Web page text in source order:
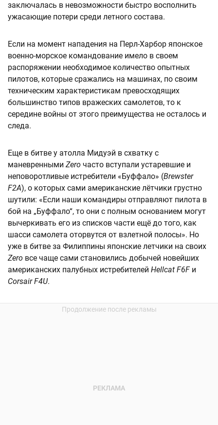
заключалась в невозможности быстро восполнить
ужасающие потери среди летного состава.
Если на момент нападения на Перл-Харбор японское
военно-морское командование имело в своем
распоряжении необходимое количество опытных
пилотов, которые сражались на машинах, по своим
техническим характеристикам превосходящих
большинство типов вражеских самолетов, то к
середине войны от этого преимущества не осталось и
следа.
Еще в битве у атолла Мидуэй в схватку с
маневренными Zero часто вступали устаревшие и
неповоротливые истребители «Буффало» (Brewster
F2A), о которых сами американские лётчики грустно
шутили: «Если наши командиры отправляют пилота в
бой на „Буффало“, то они с полным основанием могут
вычеркивать его из списков части ещё до того, как
шасси самолета оторвутся от взлетной полосы». Но
уже в битве за Филиппины японские летчики на своих
Zero все чаще сами становились добычей новейших
американских палубных истребителей Hellcat F6Fи
Corsair F4U.